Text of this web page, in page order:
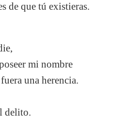
de que tú existieras.
mi nombre
una herencia.
delito.